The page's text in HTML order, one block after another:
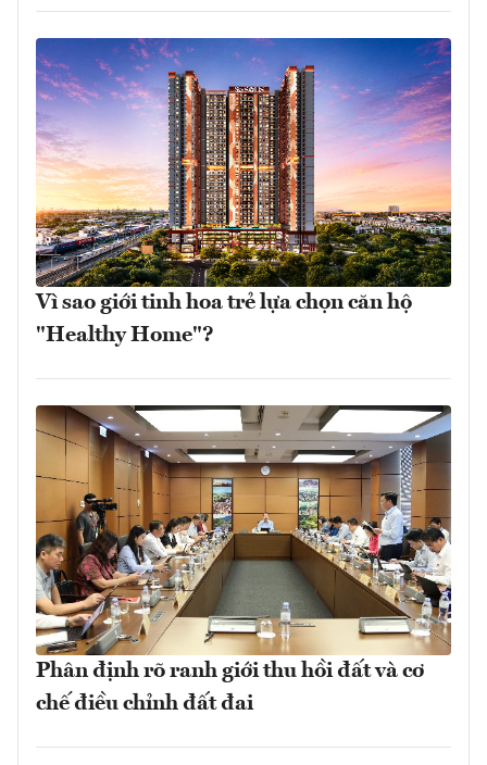
Vì sao giới tinh hoa trẻ lựa chọn căn hộ
"Healthy Home"?
Phân định rõ ranh giới thu hồi đất và cơ
chế điều chỉnh đất đai